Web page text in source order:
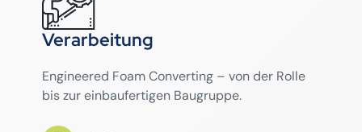
Verarbeitung
Engineered Foam Converting – von der Rolle
bis zur einbaufertigen Baugruppe.